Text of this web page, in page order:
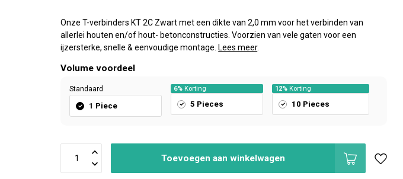
Onze T-verbinders KT 2C Zwart met een dikte van 2,0 mm voor het verbinden van
allerlei houten en/of hout- betonconstructies. Voorzien van vele gaten voor een
ijzersterke, snelle & eenvoudige montage. Lees meer.
Volume voordeel
Standaard
1 Piece
6% Korting
5 Pieces
12% Korting
10 Pieces
Toevoegen aan winkelwagen